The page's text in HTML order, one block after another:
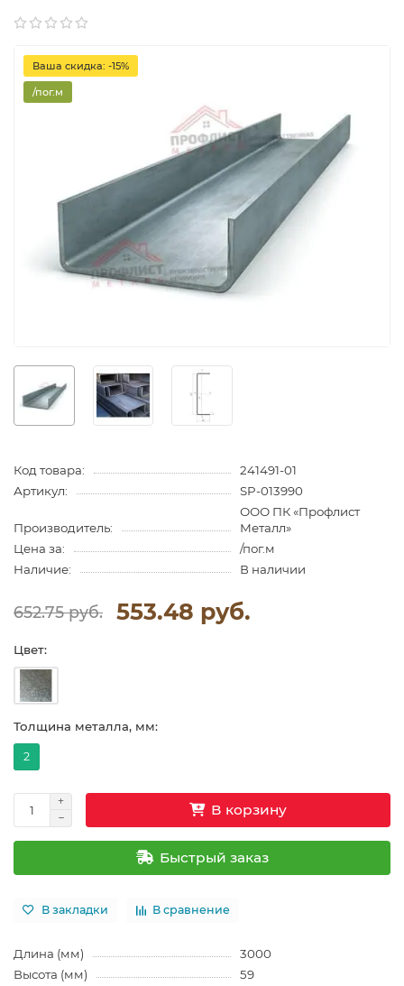
Ваша скидка: -15%
/пог.м
Код товара:
241491-01
Артикул:
SP-013990
Производитель:
ООО ПК «Профлист
Металл»
Цена за:
/пог.м
Наличие:
В наличии
652.75 руб. 553.48 руб.
Цвет:
Толщина металла, мм:
2
В корзину
Быстрый заказ
В закладки В сравнение
Длина (мм)
3000
Высота (мм)
59